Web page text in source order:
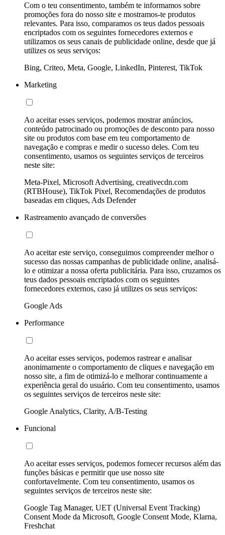
Com o teu consentimento, também te informamos sobre
promoções fora do nosso site e mostramos-te produtos
relevantes. Para isso, comparamos os teus dados pessoais
encriptados com os seguintes fornecedores externos e
utilizamos os seus canais de publicidade online, desde que já
utilizes os seus serviços:
Bing, Criteo, Meta, Google, LinkedIn, Pinterest, TikTok
Marketing
Ao aceitar esses serviços, podemos mostrar anúncios,
conteúdo patrocinado ou promoções de desconto para nosso
site ou produtos com base em teu comportamento de
navegação e compras e medir o sucesso deles. Com teu
consentimento, usamos os seguintes serviços de terceiros
neste site:
Meta-Pixel, Microsoft Advertising, creativecdn.com
(RTBHouse), TikTok Pixel, Recomendações de produtos
baseadas em cliques, Ads Defender
Rastreamento avançado de conversões
Ao aceitar este serviço, conseguimos compreender melhor o
sucesso das nossas campanhas de publicidade online, analisá-
lo e otimizar a nossa oferta publicitária. Para isso, cruzamos os
teus dados pessoais encriptados com os seguintes
fornecedores externos, caso já utilizes os seus serviços:
Google Ads
Performance
Ao aceitar esses serviços, podemos rastrear e analisar
anonimamente o comportamento de cliques e navegação em
nosso site, a fim de otimizá-lo e melhorar continuamente a
experiência geral do usuário. Com teu consentimento, usamos
os seguintes serviços de terceiros neste site:
Google Analytics, Clarity, A/B-Testing
Funcional
Ao aceitar esses serviços, podemos fornecer recursos além das
funções básicas e permitir que use nosso site
confortavelmente. Com teu consentimento, usamos os
seguintes serviços de terceiros neste site:
Google Tag Manager, UET (Universal Event Tracking)
Consent Mode da Microsoft, Google Consent Mode, Klarna,
Freshchat